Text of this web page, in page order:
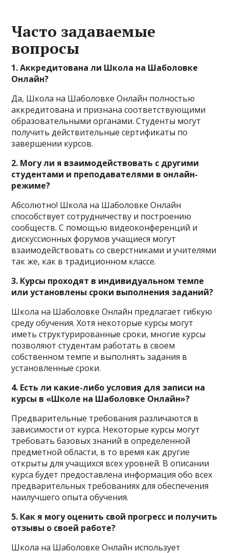
Часто задаваемые
вопросы
1. Аккредитована ли Школа на Шаболовке
Онлайн?
Да, Школа на Шаболовке Онлайн полностью
аккредитована и признана соответствующими
образовательными органами. Студенты могут
получить действительные сертификаты по
завершении курсов.
2. Могу ли я взаимодействовать с другими
студентами и преподавателями в онлайн-
режиме?
Абсолютно! Школа на Шаболовке Онлайн
способствует сотрудничеству и построению
сообществ. С помощью видеоконференций и
дискуссионных форумов учащиеся могут
взаимодействовать со сверстниками и учителями
так же, как в традиционном классе.
3. Курсы проходят в индивидуальном темпе
или установлены сроки выполнения заданий?
Школа на Шаболовке Онлайн предлагает гибкую
среду обучения. Хотя некоторые курсы могут
иметь структурированные сроки, многие курсы
позволяют студентам работать в своем
собственном темпе и выполнять задания в
установленные сроки.
4. Есть ли какие-либо условия для записи на
курсы в «Школе на Шаболовке Онлайн»?
Предварительные требования различаются в
зависимости от курса. Некоторые курсы могут
требовать базовых знаний в определенной
предметной области, в то время как другие
открыты для учащихся всех уровней. В описании
курса будет предоставлена ​​информация обо всех
предварительных требованиях для обеспечения
наилучшего опыта обучения.
5. Как я могу оценить свой прогресс и получить
отзывы о своей работе?
Школа на Шаболовке Онлайн использует